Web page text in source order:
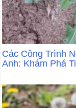
Các Công Trình
Anh: Khám Phá